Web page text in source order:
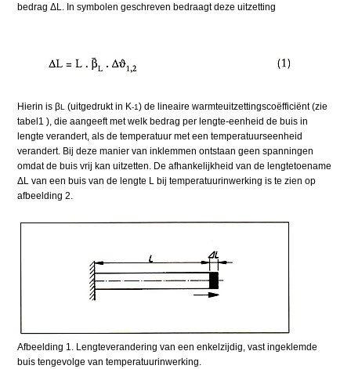
bedrag ΔL. In symbolen geschreven bedraagt deze uitzetting
Hierin is βL (uitgedrukt in K-1 ) de lineaire warmteuitzettingscoëfficiënt (zie
tabel1 ), die aangeeft met welk bedrag per lengte-eenheid de buis in
lengte verandert, als de temperatuur met een temperatuurseenheid
verandert. Bij deze manier van inklemmen ontstaan geen spanningen
omdat de buis vrij kan uitzetten. De afhankelijkheid van de lengtetoename
ΔL van een buis van de lengte L bij temperatuurinwerking is te zien op
afbeelding 2.
Afbeelding 1. Lengteverandering van een enkelzijdig, vast ingeklemde
buis tengevolge van temperatuurinwerking.